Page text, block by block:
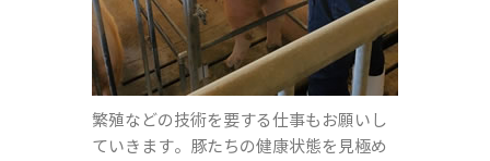
繁殖などの技術を要する仕事もお願いし
ていきます。豚たちの健康状態を見極め